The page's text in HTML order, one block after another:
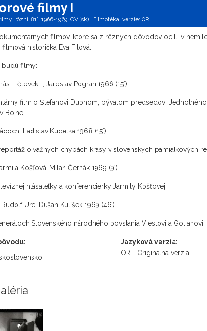
filmy I
rôzni, 81´, 1966-1969, OV (sk) | Filmotéka; verzie: OR,
filmov, ktoré sa z rôznych dôvodov ocitli v
historička Eva Filová.
budú filmy:
– človek..., Jaroslav Pogran 1966 (15´)
film o Štefanovi Dubnom, bývalom predsedovi
Bojnej.
Ladislav Kudelka 1968 (15´)
o vážnych chybách krásy v slovenských pamiatkových
Košťová, Milan Černák 1969 (9´)
hlásateľky a konferencierky Jarmily Košťovej.
Urc, Dušan Kulíšek 1969 (46´)
Slovenského národného povstania Viestovi a Golianovi.
Jazyková verzia:
OR - Originálna verzia